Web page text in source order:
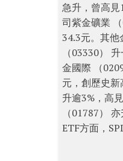
急升，曾高
司紫金礦業
34.3元。其他
（03330）
金國際 （
元，創歷史新
升逾3%，高
（01787）
ETF方面，